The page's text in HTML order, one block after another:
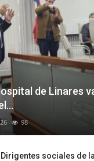
de Linares
98
Dirigentes sociales de